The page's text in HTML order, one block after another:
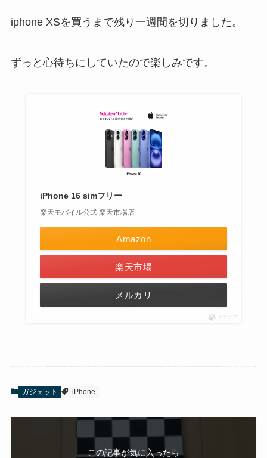
iphone XSを買うまで残り一週間を切りました。
ずっと心待ちにしていたので楽しみです。
iPhone 16 simフリー
楽天モバイル公式 楽天市場店
Amazon
楽天市場
メルカリ
ポチップ
ガジェット iPhone
この記事が気に入ったら